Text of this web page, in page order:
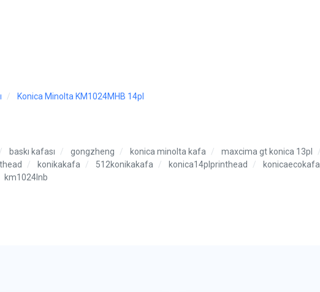
Konica Minolta KM1024MHB 14pl
baskı kafası gongzheng konica minolta kafa maxcima gt konica 13pl
konikakafa 512konikakafa konica14plprinthead konicaecokafa
km1024lnb